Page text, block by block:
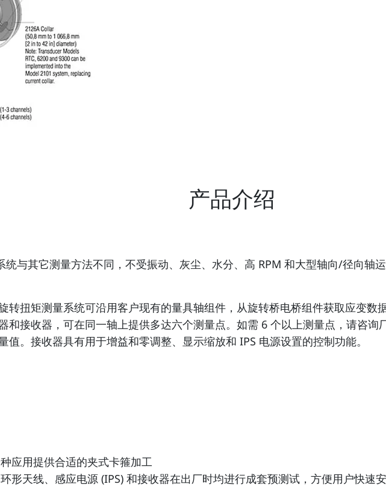
产品介绍
与其它测量方法不同，不受振动、灰尘、水分、高 RPM 和大型轴向/径向轴
转扭矩测量系统可沿用客户现有的量具轴组件，从旋转桥电桥组件获取应变数
和接收器，可在同一轴上提供多达六个测量点。如需 6 个以上测量点，请咨
值。接收器具有用于增益和零调整、显示缩放和 IPS 电源设置的控制功能。
应用提供合适的夹式卡箍加工
形天线、感应电源 (IPS) 和接收器在出厂时均进行成套预测试，方便用户快速